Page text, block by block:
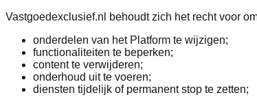
Vastgoedexclusief.nl behoudt zich het recht voor
onderdelen van het Platform te wijzigen;
functionaliteiten te beperken;
content te verwijderen;
onderhoud uit te voeren;
diensten tijdelijk of permanent stop te zetten;